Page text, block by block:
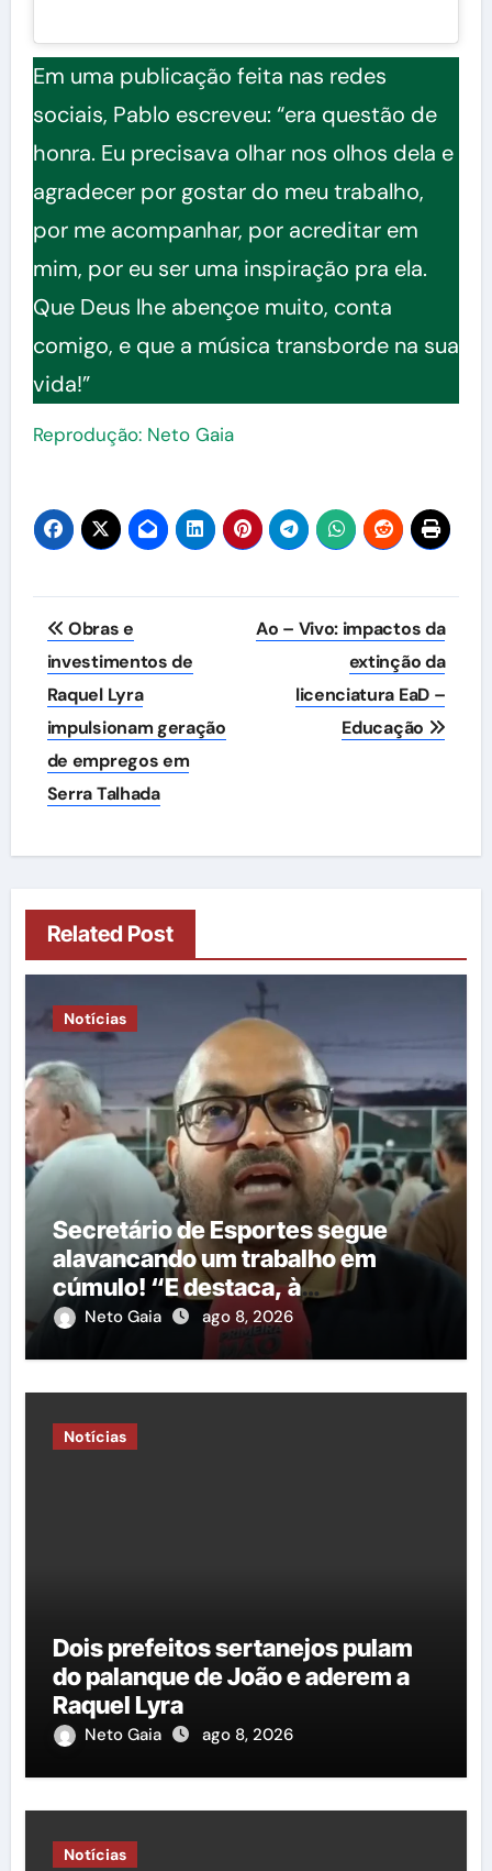
Em uma publicação feita nas redes
sociais, Pablo escreveu: “era questão de
honra. Eu precisava olhar nos olhos dela e
agradecer por gostar do meu trabalho,
por me acompanhar, por acreditar em
mim, por eu ser uma inspiração pra ela.
Que Deus lhe abençoe muito, conta
comigo, e que a música transborde na sua
vida!”
Reprodução: Neto Gaia
Navegação
de
Post
Obras e
investimentos de
Raquel Lyra
impulsionam geração
de empregos em
Serra Talhada
Ao – Vivo: impactos da
extinção da
licenciatura EaD –
Educação
Related Post
Notícias
Secretário de Esportes segue
alavancando um trabalho em
cúmulo! “E destaca, à
importância do governo George
Duarte em relação à construção
Neto Gaia ago 8, 2026
Notícias
Dois prefeitos sertanejos pulam
do palanque de João e aderem a
Raquel Lyra
Neto Gaia ago 8, 2026
Notícias